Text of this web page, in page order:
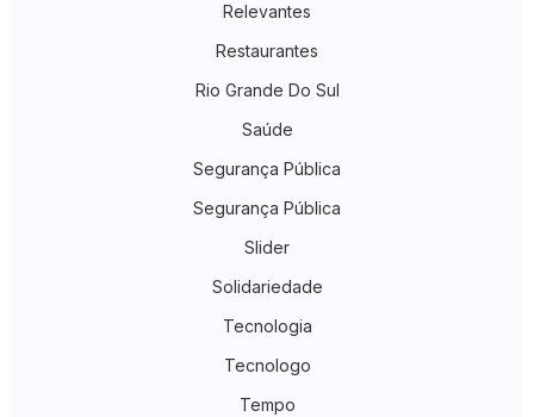
Relevantes
Restaurantes
Rio Grande Do Sul
Saúde
Segurança Pública
Segurança Pública
Slider
Solidariedade
Tecnologia
Tecnologo
Tempo